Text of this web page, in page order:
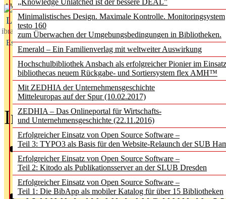
„Knowledge Unlatched ist der bessere DEAL”
Minimalistisches Design. Maximale Kontrolle. Monitoringsystem
testo 160
zum Überwachen der Umgebungsbedingungen in Bibliotheken.
Emerald – Ein Familienverlag mit weltweiter Auswirkung
Hochschulbibliothek Ansbach als erfolgreicher Pionier im
bibliothecas neuem Rückgabe- und Sortiersystem flex AMH™
Mit ZEDHIA der Unternehmensgeschichte
Mitteleuropas auf der Spur (10.02.2017)
ZEDHIA – Das Onlineportal für Wirtschafts-
und Unternehmensgeschichte (22.11.2016)
Erfolgreicher Einsatz von Open Source Software –
Teil 3: TYPO3 als Basis für den Website-Relaunch der SUB
Erfolgreicher Einsatz von Open Source Software –
Teil 2: Kitodo als Publikationsserver an der SLUB Dresden
Erfolgreicher Einsatz von Open Source Software –
Teil 1: Die BibApp als mobiler Katalog für über 15 Bibliotheken
Aktuelles aus
L
ibrary
Essentials
In der Ausgabe06/2026
Was
lernen müssen